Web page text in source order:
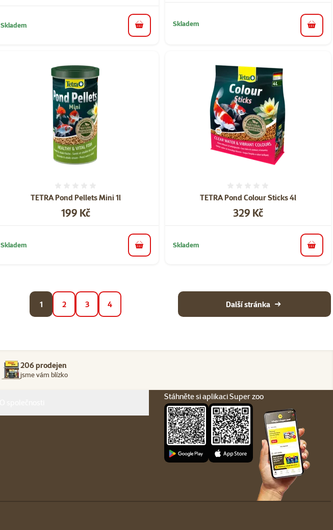
Skladem do košíku
Skladem
do
TETRA Pond Pellets Mini 1l
Cena
199 Kč
Skladem do košíku
TETRA Pond Colour Sticks 4l
Cena
329 Kč
Skladem do
1 2 3 4 Další stránka
206 prodejen
jsme vám blízko
Stáhněte si aplikaci Super zoo